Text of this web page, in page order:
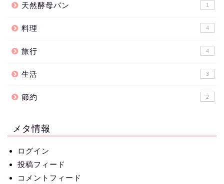
天然酵母パン 1
料理 4
旅行 4
生活 3
節約 2
メタ情報
ログイン
投稿フィード
コメントフィード